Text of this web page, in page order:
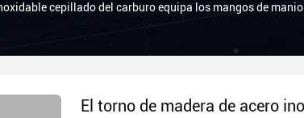
cepillado del carburo equipa los mangos de
El torno de madera de acero